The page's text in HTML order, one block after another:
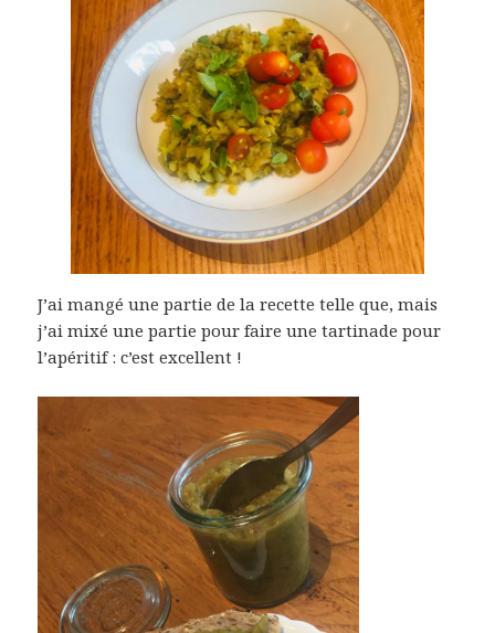
J’ai mangé une partie de la recette telle que, mais
j’ai mixé une partie pour faire une tartinade pour
l’apéritif : c’est excellent !